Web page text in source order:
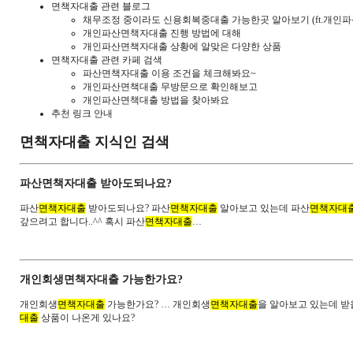
면책자대출 관련 블로그
채무조정 중이라도 신용회복중대출 가능한곳 알아보기 (ft.개인
개인파산면책자대출 진행 방법에 대해
개인파산면책자대출 상황에 알맞은 다양한 상품
면책자대출 관련 카페 검색
파산면책자대출 이용 조건을 체크해봐요~
개인파산면책대출 무방문으로 확인해보고
개인파산면책대출 방법을 찾아봐요
추천 링크 안내
면책자대출 지식인 검색
파산면책자대출 받아도되나요?
파산면책자대출 받아도되나요? 파산면책자대출 알아보고 있는데 파산면책자대
갚으려고 합니다..^^ 혹시 파산면책자대출…
개인회생면책자대출 가능한가요?
개인회생면책자대출 가능한가요? … 개인회생면책자대출을 알아보고 있는데
대출 상품이 나온게 있나요?